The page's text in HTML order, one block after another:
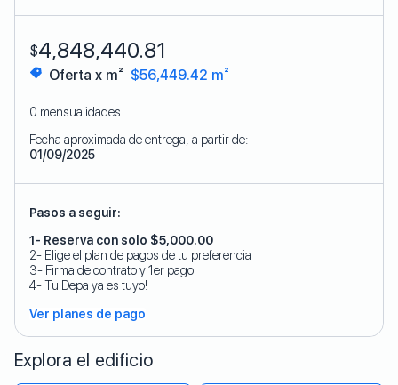
$4,848,440.81
Oferta x m² $56,449.42 m²
0 mensualidades
Fecha aproximada de entrega, a partir de:
01/09/2025
Pasos a seguir:
1- Reserva con solo $5,000.00
2- Elige el plan de pagos de tu preferencia
3- Firma de contrato y 1er pago
4- Tu Depa ya es tuyo!
Ver planes de pago
Explora el edificio